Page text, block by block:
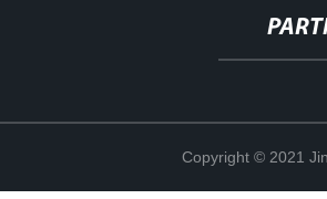
Copyright © 2021